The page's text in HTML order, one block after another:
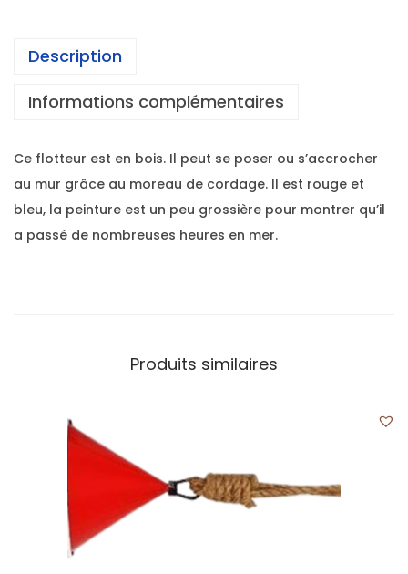
Description
Informations complémentaires
Ce flotteur est en bois. Il peut se poser ou s’accrocher
au mur grâce au moreau de cordage. Il est rouge et
bleu, la peinture est un peu grossière pour montrer qu’il
a passé de nombreuses heures en mer.
Produits similaires